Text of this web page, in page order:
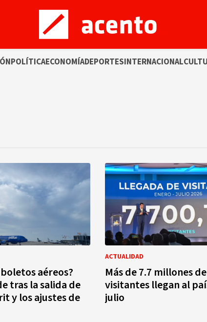
POLÍTICAECONOMÍADEPORTESINTERNACIONAL
aéreos?
tras la salida de
y los ajustes de
ACTUALIDAD
Más de 7.7 millones de
visitantes llegan al
julio